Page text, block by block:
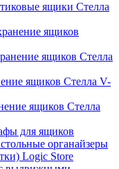
ящики Стелла
ящиков
ящиков Стелла
ящиков Стелла V-
ящиков Стелла
для ящиков
органайзеры
Logiс Store